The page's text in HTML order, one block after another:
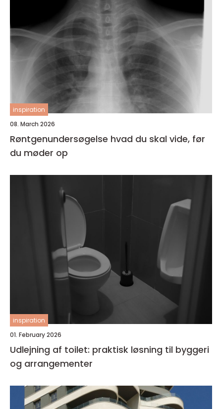
inspiration
08. March 2026
Røntgenundersøgelse hvad du skal vide, før
du møder op
inspiration
01. February 2026
Udlejning af toilet: praktisk løsning til byggeri
og arrangementer